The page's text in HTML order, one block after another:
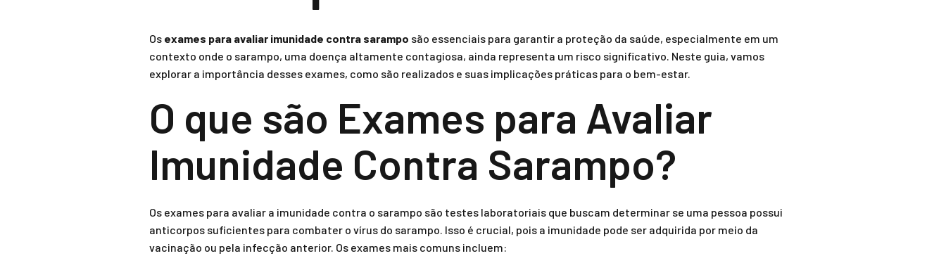
Os exames para avaliar imunidade contra sarampo são essenciais para garantir a proteção da saúde, especialmente em um
contexto onde o sarampo, uma doença altamente contagiosa, ainda representa um risco significativo. Neste guia, vamos
explorar a importância desses exames, como são realizados e suas implicações práticas para o bem-estar.
O que são Exames para Avaliar
Imunidade Contra Sarampo?
Os exames para avaliar a imunidade contra o sarampo são testes laboratoriais que buscam determinar se uma pessoa possui
anticorpos suficientes para combater o vírus do sarampo. Isso é crucial, pois a imunidade pode ser adquirida por meio da
vacinação ou pela infecção anterior. Os exames mais comuns incluem: